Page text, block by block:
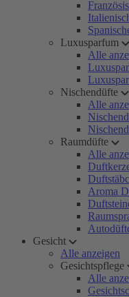
Luxusparfum
Alle
Nischendüfte
Alle
Raumdüfte
Alle
Aroma
Gesicht
Alle anzeigen
Gesichtspflege
Alle